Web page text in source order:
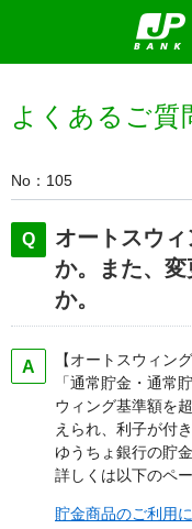
よくあるご質
No 105
オートスウ
か。また、
か。
【オートスウィン
「通常貯金・通常
ウィング基準額を
えられ、利子が付き
ゆうちょ銀行の貯
詳しくは以下のペ
貯金商品のご利用